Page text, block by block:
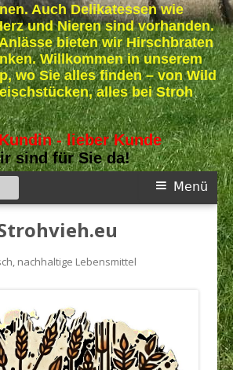
Auch Delikatessen wie
und Nieren sind vorhanden.
bieten wir Hirschbraten
Willkommen in unserem
wo Sie alles finden – von Wild
alles bei Stroh
- lieber Kunde
sind für Sie da!